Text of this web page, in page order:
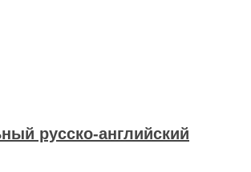
русско-английский